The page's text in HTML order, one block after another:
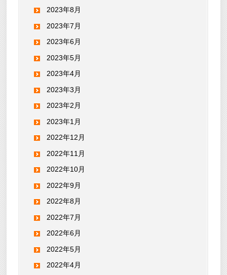
2023年8月
2023年7月
2023年6月
2023年5月
2023年4月
2023年3月
2023年2月
2023年1月
2022年12月
2022年11月
2022年10月
2022年9月
2022年8月
2022年7月
2022年6月
2022年5月
2022年4月